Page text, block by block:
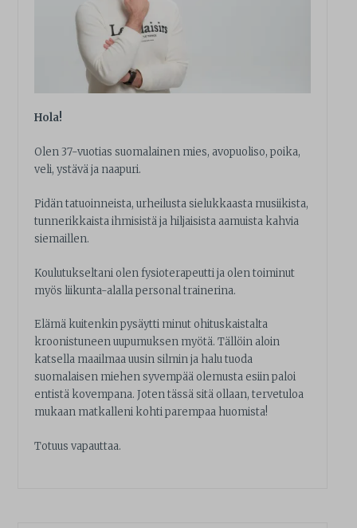
Hola!
Olen 37-vuotias suomalainen mies, avopuoliso, poika,
veli, ystävä ja naapuri.
Pidän tatuoinneista, urheilusta sielukkaasta musiikista,
tunnerikkaista ihmisistä ja hiljaisista aamuista kahvia
siemaillen.
Koulutukseltani olen fysioterapeutti ja olen toiminut
myös liikunta-alalla personal trainerina.
Elämä kuitenkin pysäytti minut ohituskaistalta
kroonistuneen uupumuksen myötä. Tällöin aloin
katsella maailmaa uusin silmin ja halu tuoda
suomalaisen miehen syvempää olemusta esiin paloi
entistä kovempana. Joten tässä sitä ollaan, tervetuloa
mukaan matkalleni kohti parempaa huomista!
Totuus vapauttaa.